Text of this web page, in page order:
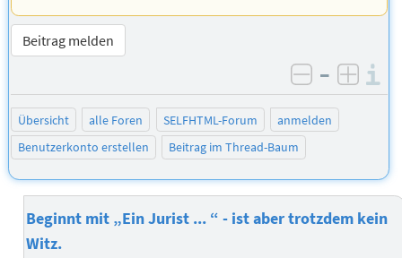
Beitrag melden
negativ
–
Übersicht alle Foren SELFHTML-Forum
anmelden
Benutzerkonto erstellen
Beitrag im Thread-Baum
Beginnt mit „Ein Jurist ... “ - ist aber trotzdem kein
Witz.